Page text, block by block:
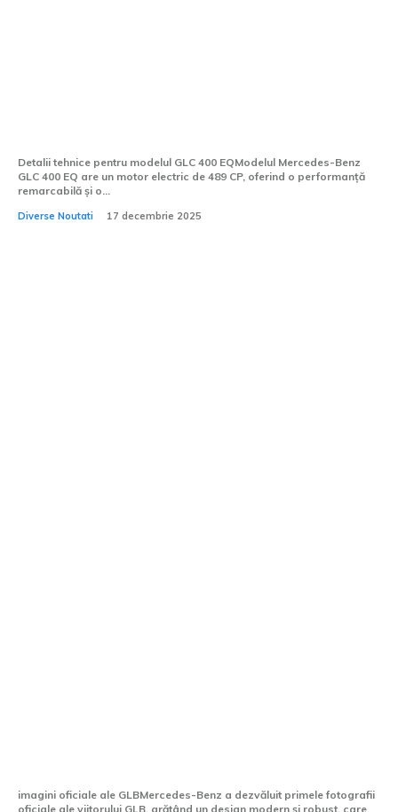
Detalii tehnice pentru modelul GLC 400 EQModelul Mercedes-Benz
GLC 400 EQ are un motor electric de 489 CP, oferind o performanță
remarcabilă și o...
Diverse Noutati 17 decembrie 2025
imagini oficiale ale GLBMercedes-Benz a dezvăluit primele fotografii
oficiale ale viitorului GLB, arătând un design modern și robust, care